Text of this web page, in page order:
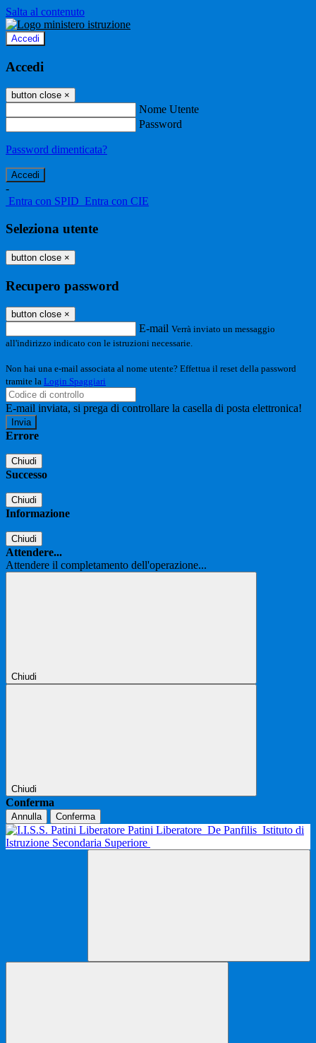
Salta al contenuto
Accedi
Accedi
button close ×
Nome Utente
Password
Password dimenticata?
-
Entra con SPID Entra con CIE
Seleziona utente
button close ×
Recupero password
button close ×
E-mail Verrà inviato un messaggio
all'indirizzo indicato con le istruzioni necessarie.
Non hai una e-mail associata al nome utente? Effettua il reset della password
tramite la Login Spaggiari
E-mail inviata, si prega di controllare la casella di posta elettronica!
Errore
Chiudi
Successo
Chiudi
Informazione
Chiudi
Attendere...
Attendere il completamento dell'operazione...
Chiudi
Chiudi
Conferma
Annulla Conferma
Patini Liberatore De Panfilis Istituto di
Istruzione Secondaria Superiore